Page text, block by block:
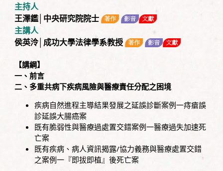
主持人
王澤鑑│中央研究院院士
主講人
侯英泠│成功大學法律學系教授
【講綱】
一、前言
二、多重共病下疾病風險與醫療責任分配之困境
疾病自然進程主導結果發展之延誤診斷案例一痔瘡誤
診延誤大腸癌案
既有脆弱性與醫療過處置交錯案例一醫療過失加速死
亡案
既有疾病、病人資訊揭露/協力義務與醫療處置交錯
之案例一『即拔即植』後死亡案